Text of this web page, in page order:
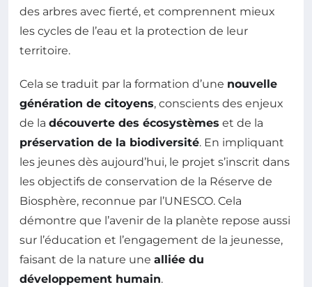
des arbres avec fierté, et comprennent mieux
les cycles de l’eau et la protection de leur
territoire.
Cela se traduit par la formation d’une nouvelle
génération de citoyens, conscients des enjeux
de la découverte des écosystèmes et de la
préservation de la biodiversité. En impliquant
les jeunes dès aujourd’hui, le projet s’inscrit dans
les objectifs de conservation de la Réserve de
Biosphère, reconnue par l’UNESCO. Cela
démontre que l’avenir de la planète repose aussi
sur l’éducation et l’engagement de la jeunesse,
faisant de la nature une alliée du
développement humain.